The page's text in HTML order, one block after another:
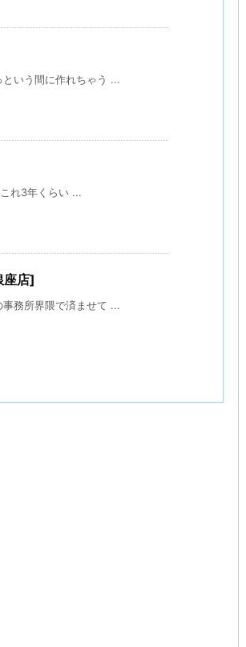
いう間に作れちゃう ...
れ3年くらい ...
座店]
務所界隈で済ませて ...